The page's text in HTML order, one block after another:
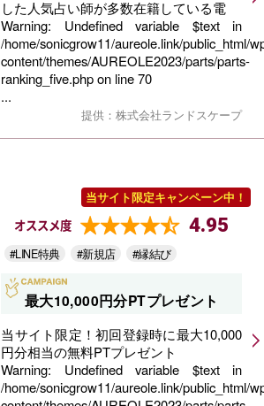
した人気占い師が多数在籍している電
Warning: Undefined variable $text in
/home/sonicgrow11/aureole.link/public_html/
content/themes/AUREOLE2023/parts/parts-
ranking_five.phpon line70
...
提供：株式会社ランドスケープ
当サイト限定キャンペーン中！
オススメ度 4.95
#LINE特典 #新規店 #縁結び
最大10,000円分PTプレゼント
当サイト限定！初回登録時に最大10,000
円分相当の無料PTプレゼント
Warning: Undefined variable $text in
/home/sonicgrow11/aureole.link/public_html/